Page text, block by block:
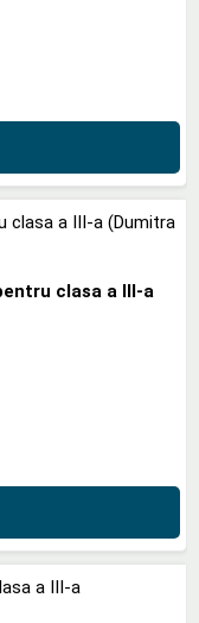
clasa a III-a